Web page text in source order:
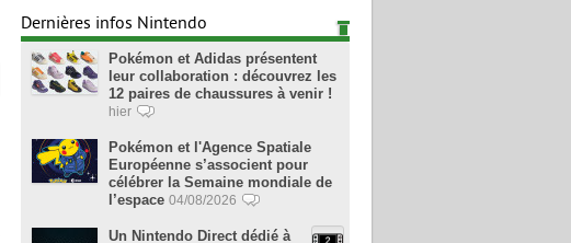
Dernières infos Nintendo
Pokémon et Adidas présentent
leur collaboration : découvrez les
12 paires de chaussures à venir !
hier
Pokémon et l'Agence Spatiale
Européenne s’associent pour
célébrer la Semaine mondiale de
l’espace 04/08/2026
Un Nintendo Direct dédié à